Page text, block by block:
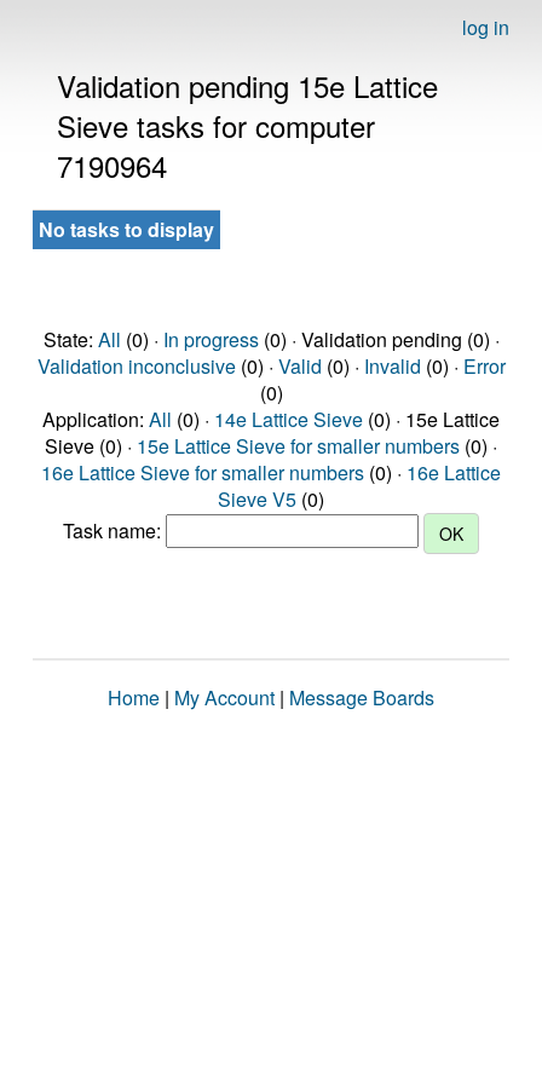
log in
Validation pending 15e Lattice
Sieve tasks for computer
7190964
No tasks to display
State: All (0) · In progress(0) · Validation pending (0) ·
Validation inconclusive(0) · Valid (0) · Invalid (0) · Error
(0)
Application: All (0) · 14e Lattice Sieve (0) · 15e Lattice
Sieve (0) · 15e Lattice Sieve for smaller numbers (0) ·
16e Lattice Sieve for smaller numbers (0) · 16e Lattice
Sieve V5 (0)
Task name:
Home | My Account | Message Boards